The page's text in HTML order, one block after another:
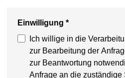
Einwilligung *
Ich willige in die
zur Bearbeitung der
zur Beantwortung
Anfrage an die zuständige